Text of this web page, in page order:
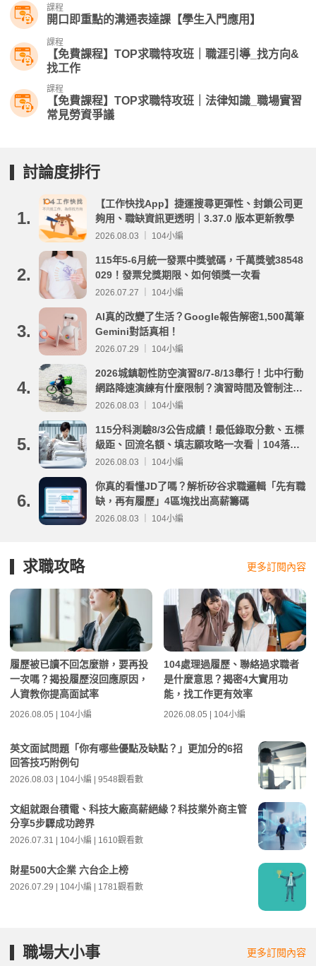
課程
開口即重點的溝通表達課【學生入門應用】
課程
【免費課程】TOP求職特攻班｜職涯引導_找方向&
找工作
課程
【免費課程】TOP求職特攻班｜法律知識_職場實習
常見勞資爭議
討論度排行
1.
【工作快找App】捷運搜尋更彈性、封鎖公司更
夠用、職缺資訊更透明｜3.37.0 版本更新教學
2026.08.03 ｜ 104小編
2.
115年5-6月統一發票中獎號碼，千萬獎號38548
029！發票兌獎期限、如何領獎一次看
2026.07.27 ｜ 104小編
3.
AI真的改變了生活？Google報告解密1,500萬筆
Gemini對話真相！
2026.07.29 ｜ 104小編
4.
2026城鎮韌性防空演習8/7-8/13舉行！北中行動
網路降速演練有什麼限制？演習時間及管制注意
事項整理
2026.08.03 ｜ 104小編
5.
115分科測驗8/3公告成績！最低錄取分數、五標
級距、回流名額、填志願攻略一次看｜104落點
分析
2026.08.03 ｜ 104小編
6.
你真的看懂JD了嗎？解析矽谷求職邏輯「先有職
缺，再有履歷」4區塊找出高薪籌碼
2026.08.03 ｜ 104小編
求職攻略 更多訂閱內容
履歷被已讀不回怎麼辦，要再投
一次嗎？揭投履歷沒回應原因，
人資教你提高面試率
2026.08.05 | 104小編
104處理過履歷、聯絡過求職者
是什麼意思？揭密4大實用功
能，找工作更有效率
2026.08.05 | 104小編
英文面試問題「你有哪些優點及缺點？」更加分的6招
回答技巧附例句
2026.08.03 | 104小編 | 9548觀看數
文組就跟台積電、科技大廠高薪絕緣？科技業外商主管
分享5步驟成功跨界
2026.07.31 | 104小編 | 1610觀看數
財星500大企業 六台企上榜
2026.07.29 | 104小編 | 1781觀看數
職場大小事 更多訂閱內容